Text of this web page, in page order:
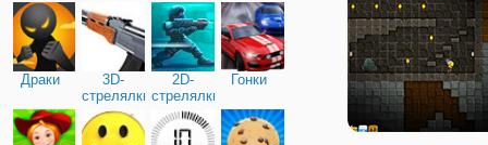
Драки
3D-
стрелялки
2D-
стрелялки
Гонки